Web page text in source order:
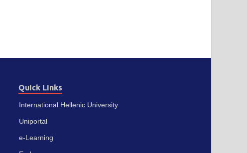
Quick Links
International Hellenic University
Uniportal
e-Learning